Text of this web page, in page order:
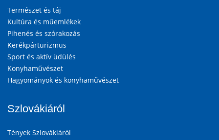
Természet és táj
Kultúra és műemlékek
Pihenés és szórakozás
Kerékpárturizmus
Sport és aktív üdülés
Konyhaművészet
Hagyományok és konyhaművészet
Szlovákiáról
Tények Szlovákiáról